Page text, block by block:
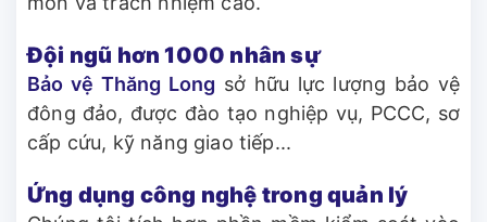
Đội ngũ hơn 1000 nhân sự
Bảo vệ Thăng Long sở hữu lực lượng bảo vệ
đông đảo, được đào tạo nghiệp vụ, PCCC, sơ
cấp cứu, kỹ năng giao tiếp...
Ứng dụng công nghệ trong quản lý